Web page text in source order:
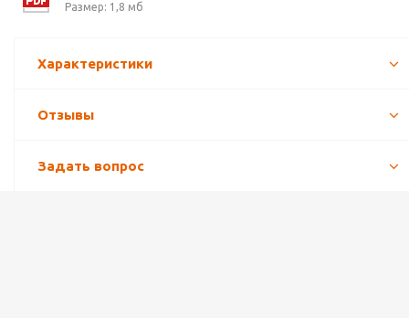
Размер: 1,8 мб
Характеристики
Отзывы
Задать вопрос